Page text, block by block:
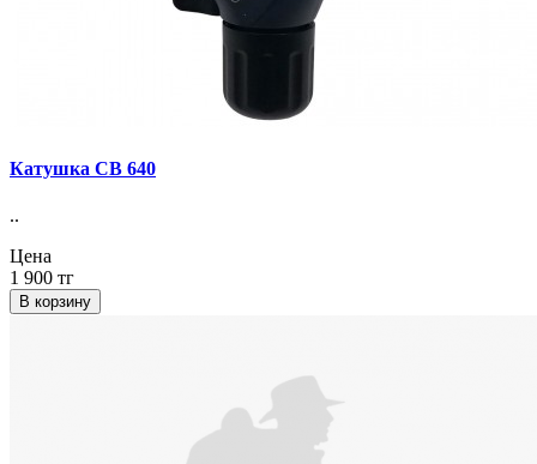
Катушка СВ 640
..
Цена
1 900 тг
В корзину